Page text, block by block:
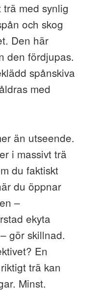
trä med synlig
och skog
Den här
den fördjupas.
spånskiva
med
än utseende.
i massivt trä
du faktiskt
du öppnar
–
ekyta
gör skillnad.
En
trä kan
Minst.